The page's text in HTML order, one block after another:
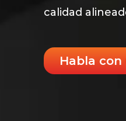
calidad
Habla